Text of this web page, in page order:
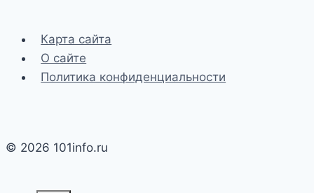
Карта сайта
О сайте
Политика конфиденциальности
© 2026 101info.ru